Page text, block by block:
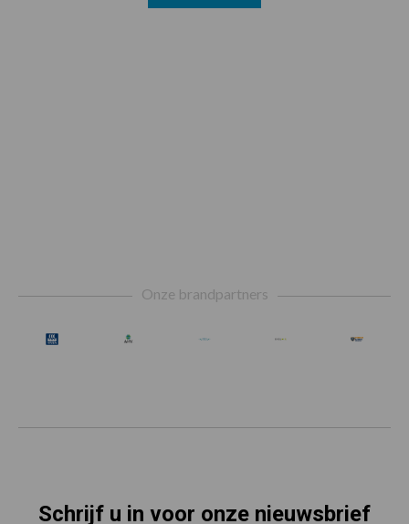
Onze brandpartners
Schrijf u in voor onze nieuwsbrief